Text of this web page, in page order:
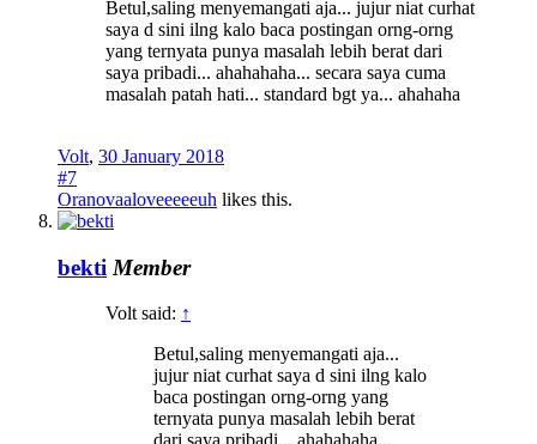
Betul,saling menyemangati aja... jujur niat curhat
saya d sini ilng kalo baca postingan orng-orng
yang ternyata punya masalah lebih berat dari
saya pribadi... ahahahaha... secara saya cuma
masalah patah hati... standard bgt ya... ahahaha
Volt, 30 January 2018
#7
Oranovaaloveeeeeuh likes this.
bekti Member
Volt said: ↑
Betul,saling menyemangati aja...
jujur niat curhat saya d sini ilng kalo
baca postingan orng-orng yang
ternyata punya masalah lebih berat